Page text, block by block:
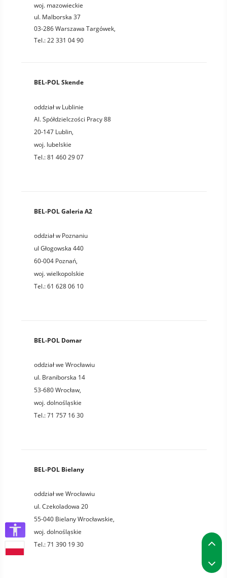
woj. mazowieckie
ul. Malborska 37
03-286 Warszawa Targówek,
Tel.: 22 331 04 90
BEL-POL Skende
oddział w Lublinie
Al. Spółdzielczości Pracy 88
20-147 Lublin,
woj. lubelskie
Tel.:81 460 29 07
BEL-POL Galeria A2
oddział w Poznaniu
ul Głogowska 440
60-004 Poznań,
woj.wielkopolskie
Tel.:61 628 06 10
BEL-POL Domar
oddział we Wrocławiu
ul. Braniborska 14
53-680Wrocław,
woj.dolnośląskie
Tel.:71 757 16 30
BEL-POL Bielany
oddział we Wrocławiu
ul. Czekoladowa 20
55-040 Bielany Wrocławskie,
woj.dolnośląskie
Tel.:71 390 19 30